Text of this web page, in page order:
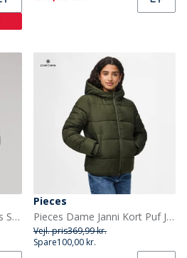
JJXX Dame Sigga Rund hals Strik Sweater Dark Grey Melange
Pieces
Pieces Dame Janni Kort Puf Jakke Forest Night
Vejl. pris369,99 kr.
Spare100,00 kr.